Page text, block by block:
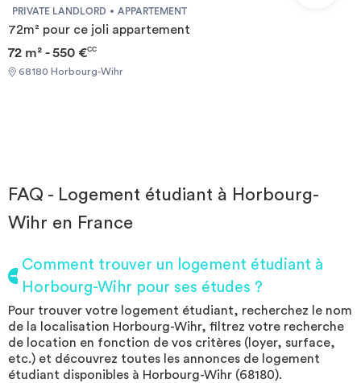
PRIVATE LANDLORD APPARTEMENT
72m² pour ce joli appartement
72 m² - 550 €CC
68180 Horbourg-Wihr
FAQ - Logement étudiant à Horbourg-
Wihr en France
Comment trouver un logement étudiant à
Horbourg-Wihr pour ses études ?
Pour trouver votre logement étudiant, recherchez le nom
de la localisation Horbourg-Wihr, filtrez votre recherche
de location en fonction de vos critères (loyer, surface,
etc.) et découvrez toutes les annonces de logement
étudiant disponibles à Horbourg-Wihr (68180).